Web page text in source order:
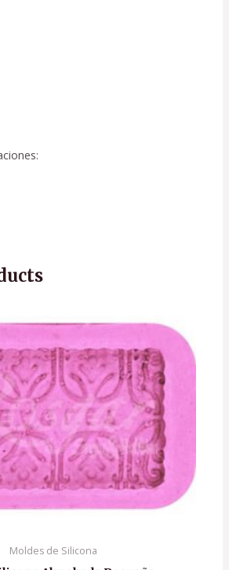
Moldes de Silicona